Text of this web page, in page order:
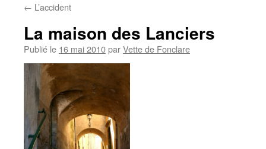
← L’accident
La maison des Lanciers
Publié le 16 mai 2010parVette de Fonclare